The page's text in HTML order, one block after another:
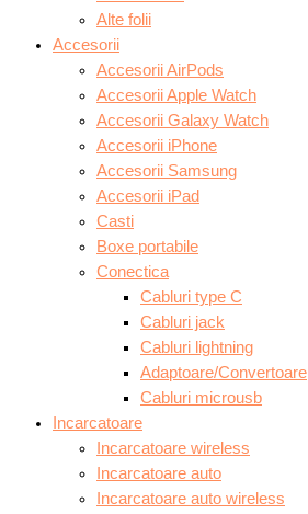
Alte folii
Accesorii
Accesorii AirPods
Accesorii Apple Watch
Accesorii Galaxy Watch
Accesorii iPhone
Accesorii Samsung
Accesorii iPad
Casti
Boxe portabile
Conectica
Cabluri type C
Cabluri jack
Cabluri lightning
Adaptoare/Convertoare
Cabluri microusb
Incarcatoare
Incarcatoare wireless
Incarcatoare auto
Incarcatoare auto wireless